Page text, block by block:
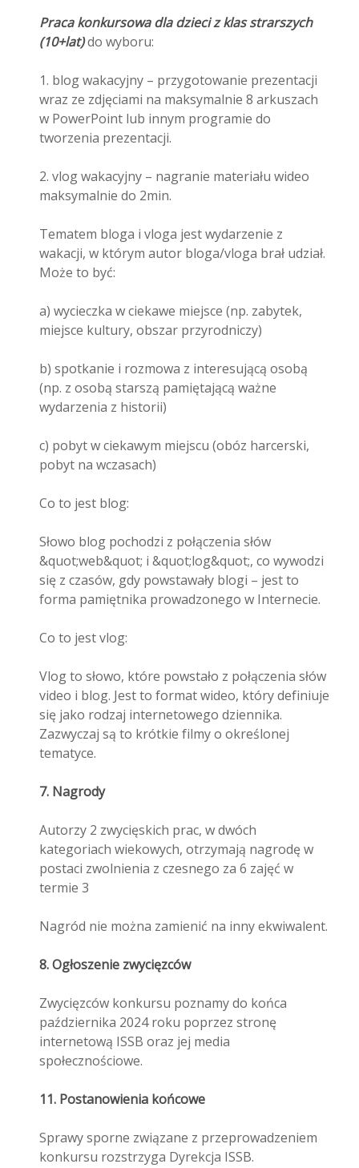
Praca konkursowa dla dzieci z klas strarszych
(10+lat)do wyboru:
1. blog wakacyjny – przygotowanie prezentacji
wraz ze zdjęciami na maksymalnie 8 arkuszach
w PowerPoint lub innym programie do
tworzenia prezentacji.
2. vlog wakacyjny – nagranie materiału wideo
maksymalnie do 2min.
Tematem bloga i vloga jest wydarzenie z
wakacji, w którym autor bloga/vloga brał udział.
Może to być:
a) wycieczka w ciekawe miejsce (np. zabytek,
miejsce kultury, obszar przyrodniczy)
b) spotkanie i rozmowa z interesującą osobą
(np. z osobą starszą pamiętającą ważne
wydarzenia z historii)
c) pobyt w ciekawym miejscu (obóz harcerski,
pobyt na wczasach)
Co to jest blog:
Słowo blog pochodzi z połączenia słów
&quot;web&quot; i &quot;log&quot;, co wywodzi
się z czasów, gdy powstawały blogi – jest to
forma pamiętnika prowadzonego w Internecie.
Co to jest vlog:
Vlog to słowo, które powstało z połączenia słów
video i blog. Jest to format wideo, który definiuje
się jako rodzaj internetowego dziennika.
Zazwyczaj są to krótkie filmy o określonej
tematyce.
7. Nagrody
Autorzy 2 zwycięskich prac, w dwóch
kategoriach wiekowych, otrzymają nagrodę w
postaci zwolnienia z czesnego za 6 zajęć w
termie 3
Nagród nie można zamienić na inny ekwiwalent.
8. Ogłoszenie zwycięzców
Zwycięzców konkursu poznamy do końca
października 2024 roku poprzez stronę
internetową ISSB oraz jej media
społecznościowe.
11. Postanowienia końcowe
Sprawy sporne związane z przeprowadzeniem
konkursu rozstrzyga Dyrekcja ISSB.